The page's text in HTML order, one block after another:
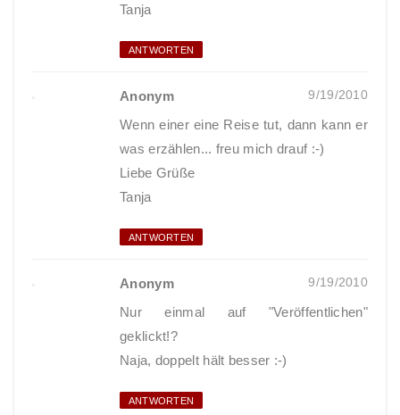
Tanja
ANTWORTEN
Anonym 9/19/2010
Wenn einer eine Reise tut, dann kann er
was erzählen... freu mich drauf :-)
Liebe Grüße
Tanja
ANTWORTEN
Anonym 9/19/2010
Nur einmal auf "Veröffentlichen"
geklickt!?
Naja, doppelt hält besser :-)
ANTWORTEN